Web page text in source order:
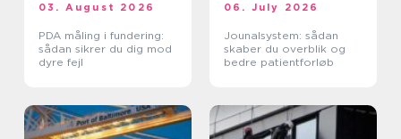
03. August 2026
PDA måling i fundering:
sådan sikrer du dig mod
dyre fejl
06. July 2026
Jounalsystem: sådan
skaber du overblik og
bedre patientforløb